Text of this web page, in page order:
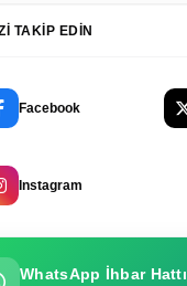
TAKIP EDIN
Facebook
Instagram
WhatsApp İhbar Hattı